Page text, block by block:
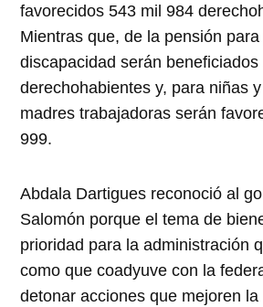
favorecidos 543 mil 984
Mientras que, de la pensión
discapacidad serán
derechohabientes y, para niñas
madres trabajadoras serán
999.
Abdala Dartigues reconoció al
Salomón porque el tema de
prioridad para la administración
como que coadyuve con la
detonar acciones que mejoren